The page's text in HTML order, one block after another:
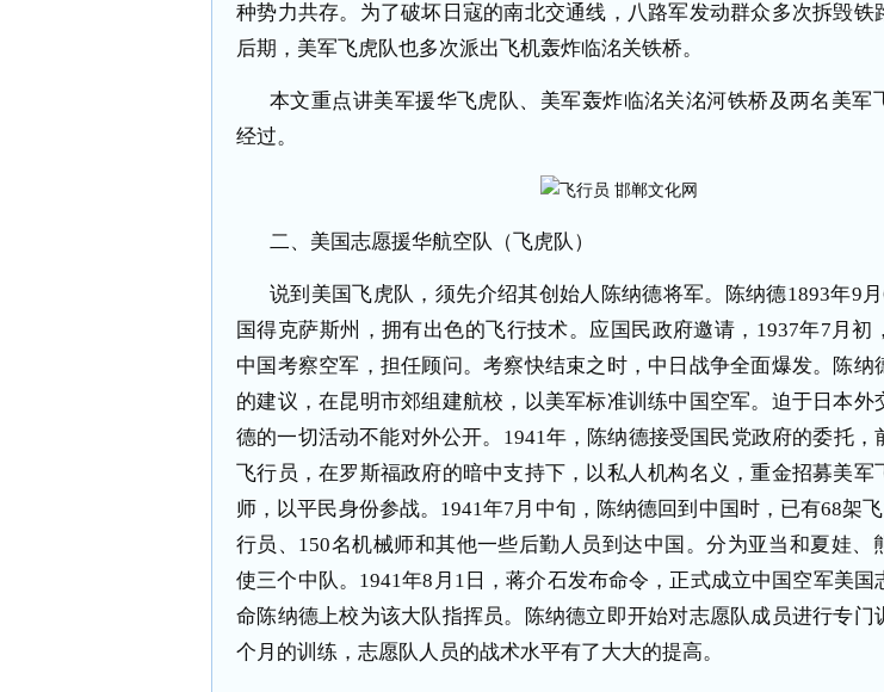
种势力共存。为了破坏日寇的南北交通线，八路军发动群众多次拆毁铁
后期，美军飞虎队也多次派出飞机轰炸临洺关铁桥。
本文重点讲美军援华飞虎队、美军轰炸临洺关洺河铁桥及两名美军
经过。
二、美国志愿援华航空队（飞虎队）
说到美国飞虎队，须先介绍其创始人陈纳德将军。陈纳德1893年9
国得克萨斯州，拥有出色的飞行技术。应国民政府邀请，1937年7月初
中国考察空军，担任顾问。考察快结束之时，中日战争全面爆发。陈纳
的建议，在昆明市郊组建航校，以美军标准训练中国空军。迫于日本外
德的一切活动不能对外公开。1941年，陈纳德接受国民党政府的委托，
飞行员，在罗斯福政府的暗中支持下，以私人机构名义，重金招募美军
师，以平民身份参战。1941年7月中旬，陈纳德回到中国时，已有68架
行员、150名机械师和其他一些后勤人员到达中国。分为亚当和夏娃、
使三个中队。1941年8月1日，蒋介石发布命令，正式成立中国空军美国
命陈纳德上校为该大队指挥员。陈纳德立即开始对志愿队成员进行专门
个月的训练，志愿队人员的战术水平有了大大的提高。